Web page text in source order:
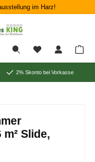
im Harz!
2% Skonto bei Vorkasse
Slide,